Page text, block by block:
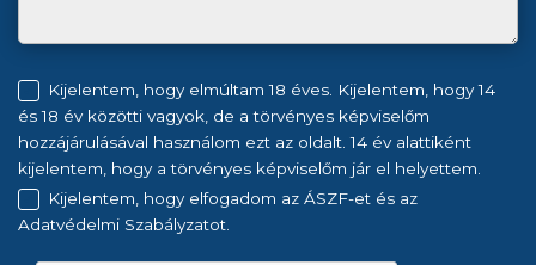
Kijelentem, hogy elmúltam 18 éves. Kijelentem, hogy 14
és 18 év közötti vagyok, de a törvényes képviselőm
hozzájárulásával használom ezt az oldalt. 14 év alattiként
kijelentem, hogy a törvényes képviselőm jár el helyettem.
Kijelentem, hogy elfogadom az ÁSZF-et és az
Adatvédelmi Szabályzatot.